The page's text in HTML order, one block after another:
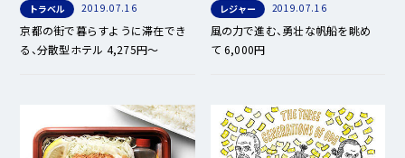
トラベル 2019.07.16
京都の街で暮らすように滞在でき
る、分散型ホテル 4,275円～
レジャー 2019.07.16
風の力で進む、勇壮な帆船を眺め
て 6,000円